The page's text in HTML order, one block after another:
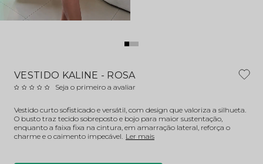
VESTIDO KALINE - ROSA
Seja o primeiro a avaliar
Vestido curto sofisticado e versátil, com design que valoriza a silhueta.
O busto traz tecido sobreposto e bojo para maior sustentação,
enquanto a faixa fixa na cintura, em amarração lateral, reforça o
charme e o caimento impecável. Ler mais